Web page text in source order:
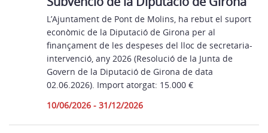
L’Ajuntament de Pont de Molins, ha rebut el suport
econòmic de la Diputació de Girona per al
finançament de les despeses del lloc de secretaria-
intervenció, any 2026 (Resolució de la Junta de
Govern de la Diputació de Girona de data
02.06.2026). Import atorgat: 15.000 €
10/06/2026 - 31/12/2026